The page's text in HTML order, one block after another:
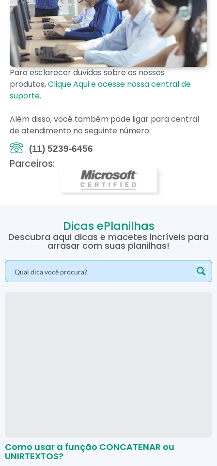
Para esclarecer duvidas sobre os nossos
produtos,Clique Aqui e acesse nossa central de
suporte.
Além disso, você também pode ligar para central
de atendimento no seguinte número:
(11) 5239-6456
Parceiros:
Dicas ePlanilhas
Descubra aqui dicas e macetes incríveis para
arrasar com suas planilhas!
Como usar a função CONCATENAR ou
UNIRTEXTOS?